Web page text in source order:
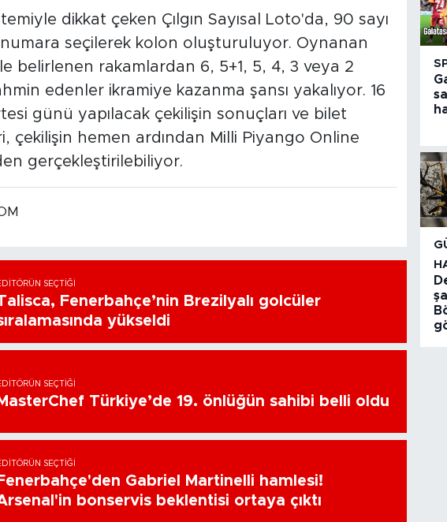
dikkat çeken Çılgın Sayısal Loto'da, 90 sayı
numara seçilerek kolon oluşturuluyor. Oynanan
belirlenen rakamlardan 6, 5+1, 5, 4, 3 veya 2
edenler ikramiye kazanma şansı yakalıyor. 16
günü yapılacak çekilişin sonuçları ve bilet
çekilişin hemen ardından Milli Piyango Online
gerçekleştirilebiliyor.
SEÇTIĞI
Fenerbahçe’nin Brezilyalı golcüler
yükseldi
SEÇTIĞI
Türkiye’de 19. önlüğün sahibi belli oldu
SEÇTIĞI
Gabriel Martinelli hamlesi!
bonservis beklentisi ortaya çıktı